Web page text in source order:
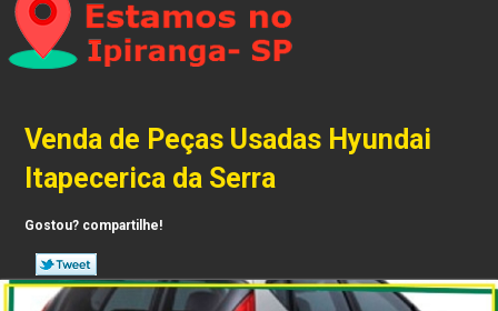
Venda de Peças Usadas Hyundai
Itapecerica da Serra
Gostou? compartilhe!